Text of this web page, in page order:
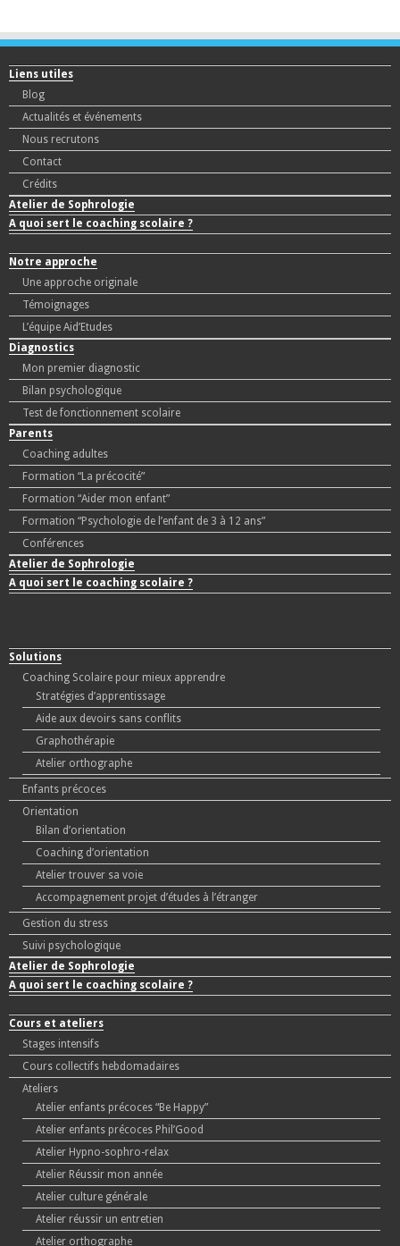
Liens utiles
Blog
Actualités et événements
Nous recrutons
Contact
Crédits
Atelier de Sophrologie
A quoi sert le coaching scolaire ?
Notre approche
Une approche originale
Témoignages
L’équipe Aid’Etudes
Diagnostics
Mon premier diagnostic
Bilan psychologique
Test de fonctionnement scolaire
Parents
Coaching adultes
Formation “La précocité”
Formation “Aider mon enfant”
Formation “Psychologie de l’enfant de 3 à 12 ans”
Conférences
Atelier de Sophrologie
A quoi sert le coaching scolaire ?
Solutions
Coaching Scolaire pour mieux apprendre
Stratégies d’apprentissage
Aide aux devoirs sans conflits
Graphothérapie
Atelier orthographe
Enfants précoces
Orientation
Bilan d’orientation
Coaching d’orientation
Atelier trouver sa voie
Accompagnement projet d’études à l’étranger
Gestion du stress
Suivi psychologique
Atelier de Sophrologie
A quoi sert le coaching scolaire ?
Cours et ateliers
Stages intensifs
Cours collectifs hebdomadaires
Ateliers
Atelier enfants précoces “Be Happy”
Atelier enfants précoces Phil’Good
Atelier Hypno-sophro-relax
Atelier Réussir mon année
Atelier culture générale
Atelier réussir un entretien
Atelier orthographe